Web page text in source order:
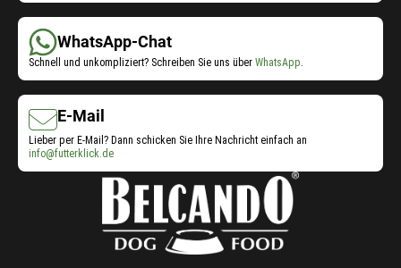
WhatsApp-Chat
Schnell und unkompliziert? Schreiben Sie uns über WhatsApp
E-Mail
Lieber per E-Mail? Dann schicken Sie Ihre Nachricht einfach an
info@futterklick.de